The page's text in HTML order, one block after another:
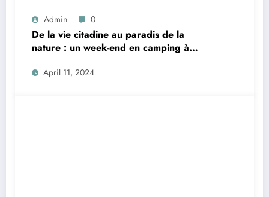
Admin 0
De la vie citadine au paradis de la
nature : un week-end en camping à
Dieulefit
April 11, 2024